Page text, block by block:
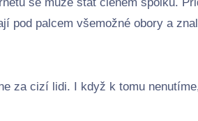
se může stát členem spolku.
pod palcem všemožné obory a
za cizí lidi. I když k tomu